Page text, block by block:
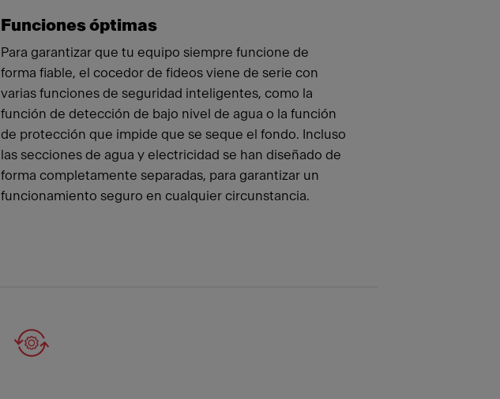
Funciones óptimas
Para garantizar que tu equipo siempre funcione de
forma fiable, el cocedor de fideos viene de serie con
varias funciones de seguridad inteligentes, como la
función de detección de bajo nivel de agua o la función
de protección que impide que se seque el fondo. Incluso
las secciones de agua y electricidad se han diseñado de
forma completamente separadas, para garantizar un
funcionamiento seguro en cualquier circunstancia.